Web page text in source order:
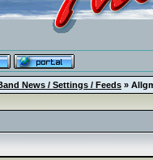
News / Settings / Feeds »